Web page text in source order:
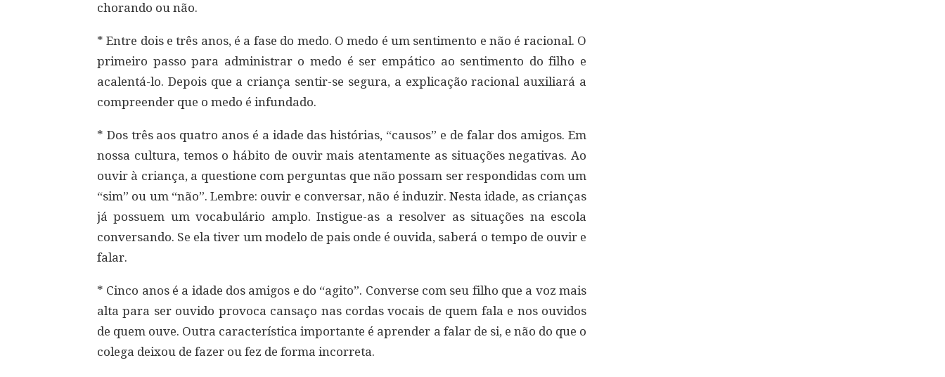
chorando ou não.
* Entre dois e três anos, é a fase do medo. O medo é um sentimento e não é racional. O
primeiro passo para administrar o medo é ser empático ao sentimento do filho e
acalentá-lo. Depois que a criança sentir-se segura, a explicação racional auxiliará a
compreender que o medo é infundado.
* Dos três aos quatro anos é a idade das histórias, “causos” e de falar dos amigos. Em
nossa cultura, temos o hábito de ouvir mais atentamente as situações negativas. Ao
ouvir à criança, a questione com perguntas que não possam ser respondidas com um
“sim” ou um “não”. Lembre: ouvir e conversar, não é induzir. Nesta idade, as crianças
já possuem um vocabulário amplo. Instigue-as a resolver as situações na escola
conversando. Se ela tiver um modelo de pais onde é ouvida, saberá o tempo de ouvir e
falar.
* Cinco anos é a idade dos amigos e do “agito”. Converse com seu filho que a voz mais
alta para ser ouvido provoca cansaço nas cordas vocais de quem fala e nos ouvidos
de quem ouve. Outra característica importante é aprender a falar de si, e não do que o
colega deixou de fazer ou fez de forma incorreta.